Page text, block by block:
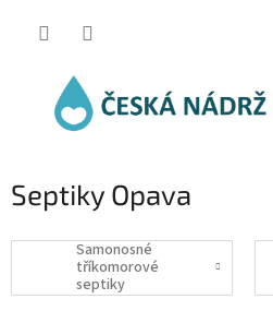
Septiky Opava
Samonosné
tříkomorové
septiky